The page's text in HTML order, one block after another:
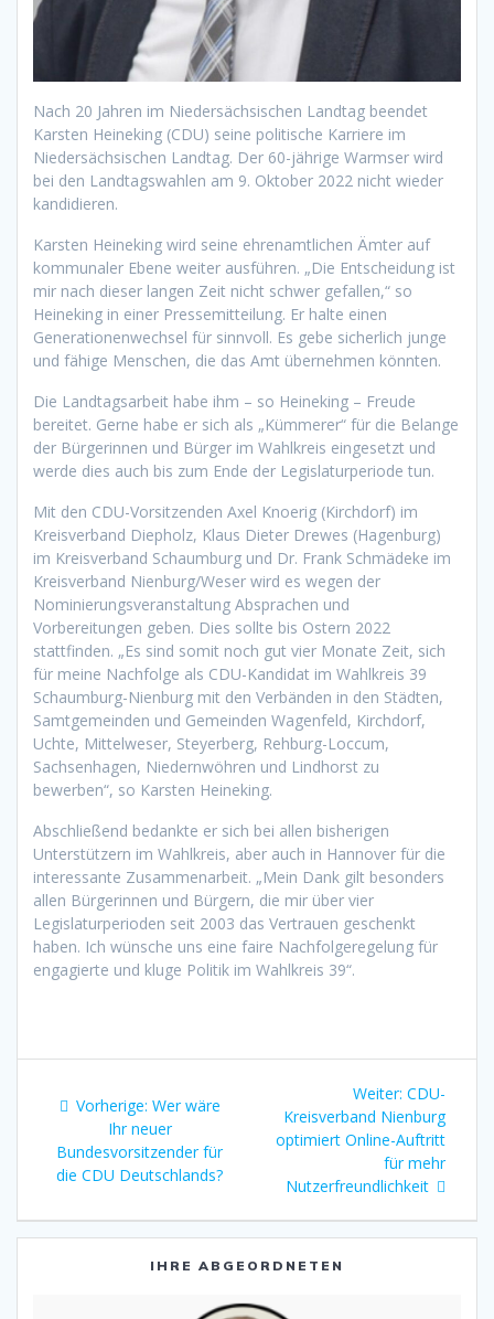
Nach 20 Jahren im Niedersächsischen Landtag beendet
Karsten Heineking (CDU) seine politische Karriere im
Niedersächsischen Landtag. Der 60-jährige Warmser wird
bei den Landtagswahlen am 9. Oktober 2022 nicht wieder
kandidieren.
Karsten Heineking wird seine ehrenamtlichen Ämter auf
kommunaler Ebene weiter ausführen. „Die Entscheidung ist
mir nach dieser langen Zeit nicht schwer gefallen,“ so
Heineking in einer Pressemitteilung. Er halte einen
Generationenwechsel für sinnvoll. Es gebe sicherlich junge
und fähige Menschen, die das Amt übernehmen könnten.
Die Landtagsarbeit habe ihm – so Heineking – Freude
bereitet. Gerne habe er sich als „Kümmerer“ für die Belange
der Bürgerinnen und Bürger im Wahlkreis eingesetzt und
werde dies auch bis zum Ende der Legislaturperiode tun.
Mit den CDU-Vorsitzenden Axel Knoerig (Kirchdorf) im
Kreisverband Diepholz, Klaus Dieter Drewes (Hagenburg)
im Kreisverband Schaumburg und Dr. Frank Schmädeke im
Kreisverband Nienburg/Weser wird es wegen der
Nominierungsveranstaltung Absprachen und
Vorbereitungen geben. Dies sollte bis Ostern 2022
stattfinden. „Es sind somit noch gut vier Monate Zeit, sich
für meine Nachfolge als CDU-Kandidat im Wahlkreis 39
Schaumburg-Nienburg mit den Verbänden in den Städten,
Samtgemeinden und Gemeinden Wagenfeld, Kirchdorf,
Uchte, Mittelweser, Steyerberg, Rehburg-Loccum,
Sachsenhagen, Niedernwöhren und Lindhorst zu
bewerben“, so Karsten Heineking.
Abschließend bedankte er sich bei allen bisherigen
Unterstützern im Wahlkreis, aber auch in Hannover für die
interessante Zusammenarbeit. „Mein Dank gilt besonders
allen Bürgerinnen und Bürgern, die mir über vier
Legislaturperioden seit 2003 das Vertrauen geschenkt
haben. Ich wünsche uns eine faire Nachfolgeregelung für
engagierte und kluge Politik im Wahlkreis 39“.
Beitragsnavigation
Vorherige: Vorheriger
Beitrag:
Wer wäre
Ihr neuer
Bundesvorsitzender für
die CDU Deutschlands?
Weiter: Nächster
Beitrag:
CDU-
Kreisverband Nienburg
optimiert Online-Auftritt
für mehr
Nutzerfreundlichkeit
IHRE ABGEORDNETEN